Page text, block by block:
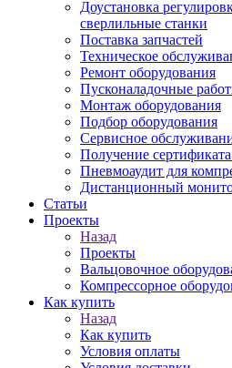
Доустановка
сверлильные станки
Поставка запчастей
Техническое
Ремонт оборудования
Пусконаладочные
Монтаж оборудования
Подбор оборудования
Сервисное
Получение
Пневмоаудит для
Дистанционный
Статьи
Проекты
Назад
Проекты
Вальцовочное
Компрессорное
Как купить
Назад
Как купить
Условия оплаты